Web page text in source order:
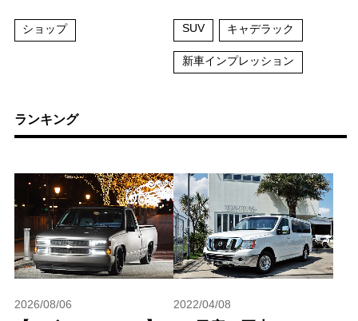
ショップ SUV キャデラック
新車インプレッション
ランキング
2026/08/06 2022/04/08